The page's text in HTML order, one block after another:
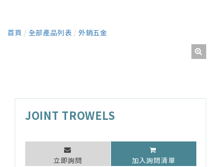
首頁 / 全部產品列表 / 外銷五金
JOINT TROWELS
立即詢問 加入詢問清單